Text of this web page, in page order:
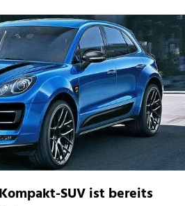
SUV ist bereits